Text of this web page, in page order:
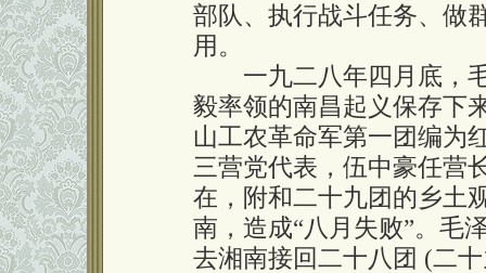
部队、执行战斗任务、做
用。
一九二八年四月底，毛
毅率领的南昌起义保存下
山工农革命军第一团编为
三营党代表，伍中豪任营
在，附和二十九团的乡土
南，造成“八月失败”。毛
去湘南接回二十八团 (二